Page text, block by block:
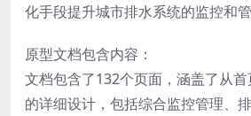
化手段提升城市排水系统的监控和管
原型文档包含内容：
文档包含了132个页面，涵盖了从
的详细设计，包括综合监控管理、